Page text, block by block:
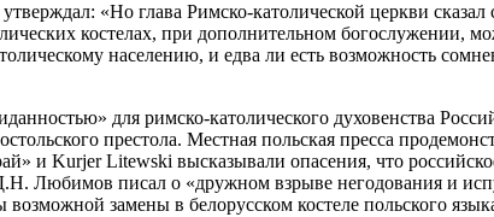
«Но глава Римско-католической церкви сказал
костелах, при дополнительном богослужении,
населению, и едва ли есть возможность
для римско-католического духовенства
престола. Местная польская пресса
Kurjer Litewski высказывали опасения, что
Любимов писал о «дружном взрыве негодования и
замены в белорусском костеле польского